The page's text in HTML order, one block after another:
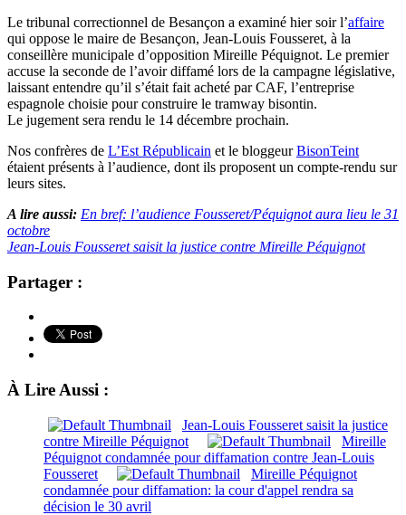
Le tribunal correctionnel de Besançon a examiné hier soir l’affaire
qui oppose le maire de Besançon, Jean-Louis Fousseret, à la
conseillère municipale d’opposition Mireille Péquignot. Le premier
accuse la seconde de l’avoir diffamé lors de la campagne législative,
laissant entendre qu’il s’était fait acheté par CAF, l’entreprise
espagnole choisie pour construire le tramway bisontin.
Le jugement sera rendu le 14 décembre prochain.
Nos confrères de L’Est Républicain et le bloggeurBisonTeint
étaient présents à l’audience, dont ils proposent un compte-rendu sur
leurs sites.
A lire aussi: En bref: l’audience Fousseret/Péquignot aura lieu le 31
octobre
Jean-Louis Fousseret saisit la justice contre Mireille Péquignot
Partager :
À Lire Aussi :
Jean-Louis Fousseret saisit la justice
contre Mireille Péquignot
Mireille
Péquignot condamnée pour diffamation contre Jean-Louis
Fousseret
Mireille Péquignot
condamnée pour diffamation: la cour d'appel rendra sa
décision le 30 avril